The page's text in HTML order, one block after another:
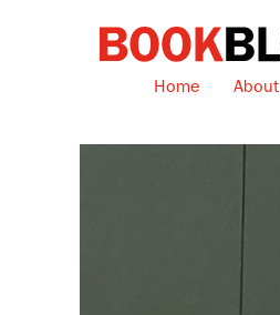
Home About